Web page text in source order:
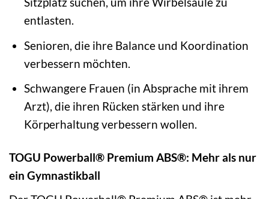
entlasten.
Senioren, die ihre Balance und Koordination
verbessern möchten.
Schwangere Frauen (in Absprache mit ihrem
Arzt), die ihren Rücken stärken und ihre
Körperhaltung verbessern wollen.
TOGU Powerball® Premium ABS®: Mehr als nur
ein Gymnastikball